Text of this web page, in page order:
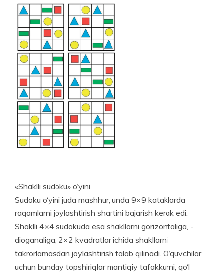
«Shaklli sudoku» o‘yini
Sudoku o‘yini juda mashhur, unda 9×9 kataklarda
raqamlarni joylashtirish shartini bajarish kerak edi.
Shaklli 4×4 sudokuda esa shakllarni gorizontaliga, ­
dioganaliga, 2×2 kvadratlar ichida shakllarni
takrorlamasdan joylashtirish talab qilinadi. O‘quvchilar
uchun bunday topshiriqlar mantiqiy tafakkurni, qo‘l